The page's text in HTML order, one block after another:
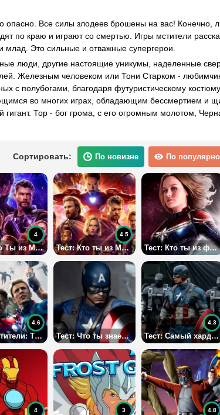
опасно. Все силы злодеев брошены на вас! Конечно,
по краю и играют со смертью. Игры мстители
млад. Это сильные и отважные супергерои.
люди, другие настоящие уникумы, наделенные
Железным человеком или Тони Старком -
с полубогами, благодаря футуристическому
во многих играх, обладающим бессмертием
Тор - бог грома, с его огромным молотом,
Сортировать: По новизне По
Тест: Кто Ты из Мстителей?
4
Тест: Кто ты из Мстителей 2?
4.5
Тест: Кто ты из фильма Капитан Марвел?
Тест: Мстители: Твой Камень Бесконечности?
4.6
Тест: Что ты знаешь о киновселенной Марвел? Тест: Самый хардкорный Тест: для фанатов фильмов Марвел
4.3
4 3 4.8